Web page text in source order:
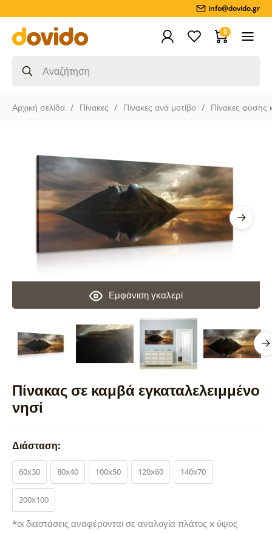
info@dovido.gr
0
Αρχική σελίδα Πίνακες Πίνακες ανά μοτίβο Πίνακες φύσης
Πίνακας σε καμβά εγκαταλελειμμένο
νησί
Εμφάνιση γκαλερί
Διάσταση:
60x30 80x40 100x50 120x60 140x70
200x100
*οι διαστάσεις αναφέρονται σε αναλογία πλάτος x ύψος